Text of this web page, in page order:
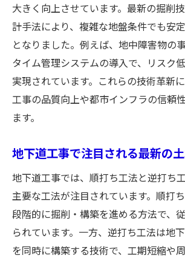
土木工事が守る地下道の役割
地下道工事の安全対策と土木
携
土木工事から考える地下道の
地下道工事の土木工事におけ
術
境
地下躯体工事の流れと土木工
土木工事と地下躯体工事の密
説
地下躯体工事の主要工程を土
大きく向上させています。最新の掘削
計手法により、複雑な地盤条件でも安
となりました。例えば、地中障害物の
タイム管理システムの導入で、リスク
実現されています。これらの技術革新
工事の品質向上や都市インフラの信頼
ます。
地下道工事で注目される最新の
地下道工事では、順打ち工法と逆打ち
主要な工法が注目されています。順打
段階的に掘削・構築を進める方法で、
られています。一方、逆打ち工法は地
を同時に構築する技術で、工期短縮や